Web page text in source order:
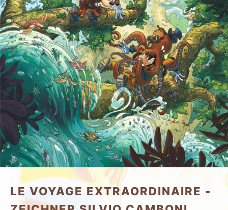
LE VOYAGE EXTRAORDINAIRE -